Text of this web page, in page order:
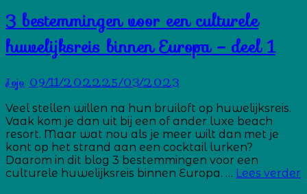
voor
een
culturele
deel
2
3 bestemmingen voor een culturele
huwelijksreis binnen Europa – deel 1
Jojo 09/11/202225/03/2023
Veel stellen willen na hun bruiloft op huwelijksreis.
Vaak kom je dan uit bij een of ander luxe beach
resort. Maar wat nou als je meer wilt dan met je
kont op het strand aan een cocktail lurken?
Daarom in dit blog 3 bestemmingen voor een
culturele huwelijksreis binnen Europa. … Lees verder